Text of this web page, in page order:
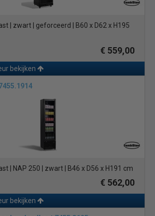
| zwart | geforceerd | B60 x D62 x H195
€ 559,00
bekijken
| NAP 250 | zwart | B46 x D56 x H191 cm
€ 562,00
bekijken